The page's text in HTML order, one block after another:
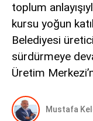
SAĞLIK
POLITIKA
ASAYIŞ
DIĞER
toplum
kursu yoğun
Belediyesi
sürdürmeye
Üretim
Mustafa